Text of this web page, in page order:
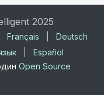
2025
Français
Deutsch
Español
Open Source